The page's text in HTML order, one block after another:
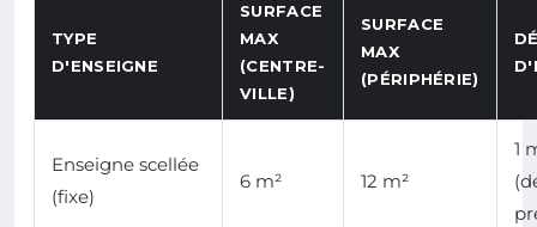
TYPE
D'ENSEIGNE
SURFACE
MAX
(CENTRE-
VILLE)
SURFACE
MAX
(PÉRIPHÉRIE)
Enseigne scellée
(fixe)
6 m² 12 m²
1